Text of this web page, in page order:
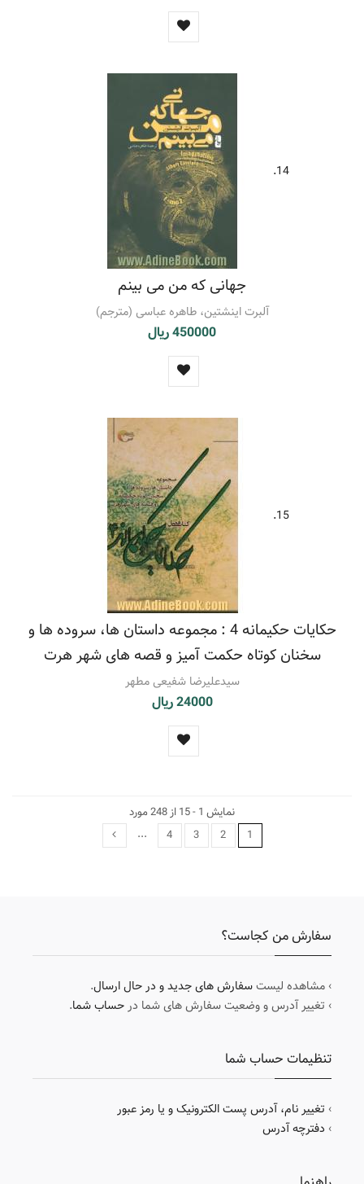
14.
جهانی که من می بینم
آلبرت اینشتین، طاهره عباسی (مترجم)
450000 ریال
15.
حکایات حکیمانه 4 : مجموعه داستان ها، سروده ها و
سخنان کوتاه حکمت آمیز و قصه های شهر هرت
سیدعلیرضا شفیعی مطهر
24000 ریال
نمایش 1 - 15 از 248 مورد
...
4 3 2 1
سفارش من کجاست؟
› مشاهده لیستسفارش های جدید و در حال ارسال.
› تغییر آدرس و وضعیت سفارش های شما درحساب شما.
تنظیمات حساب شما
› تغییر نام، آدرس پست الکترونیک و یا رمز عبور
› دفترچه آدرس